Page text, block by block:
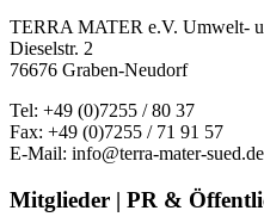
TERRA MATER e.V. Umwelt-
Dieselstr. 2
76676 Graben-Neudorf
Tel: +49 (0)7255 / 80 37
Fax: +49 (0)7255 / 71 91 57
E-Mail: info@terra-mater-sued.de
Mitglieder | PR &